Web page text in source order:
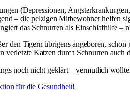
(Depressionen,
– die pelzigen Mitbewohner helfen
das Schnurren als Einschlafhilfe –
den Tigern übrigens angeboren,
verletzte Katzen durch Schnurren
noch nicht geklärt – vermutlich
für die Gesundheit!